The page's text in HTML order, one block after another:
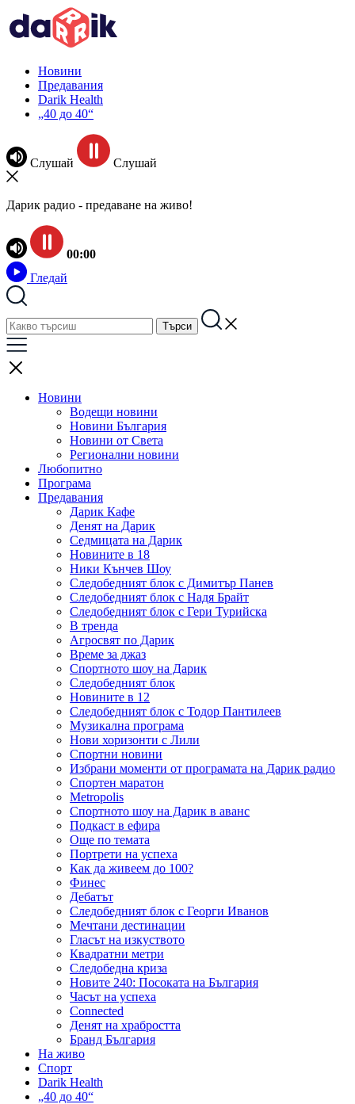
Новини
Предавания
Darik Health
„40 до 40“
Слушай Слушай
Дарик радио - предаване на живо!
00:00
Гледай
Новини
Водещи новини
Новини България
Новини от Света
Регионални новини
Любопитно
Програма
Предавания
Дарик Кафе
Денят на Дарик
Седмицата на Дарик
Новините в 18
Ники Кънчев Шоу
Следобедният блок с Димитър Панев
Следобедният блок с Надя Брайт
Следобедният блок с Гери Турийска
В тренда
Агросвят по Дарик
Време за джаз
Спортното шоу на Дарик
Следобедният блок
Новините в 12
Следобедният блок с Тодор Пантилеев
Музикална програма
Нови хоризонти с Лили
Спортни новини
Избрани моменти от програмата на Дарик радио
Спортен маратон
Metropolis
Спортното шоу на Дарик в аванс
Подкаст в ефира
Още по темата
Портрети на успеха
Как да живеем до 100?
Финес
Дебатът
Следобедният блок с Георги Иванов
Мечтани дестинации
Гласът на изкуството
Квадратни метри
Следобедна криза
Новите 240: Посоката на България
Часът на успеха
Connected
Денят на храбростта
Бранд България
На живо
Спорт
Darik Health
„40 до 40“